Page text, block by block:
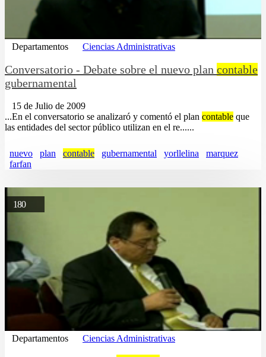
Departamentos Ciencias Administrativas
Conversatorio - Debate sobre el nuevo plan contable
gubernamental
15 de Julio de 2009
...En el conversatorio se analizaró y comentó el plan contable que
las entidades del sector público utilizan en el re......
nuevo plan contable gubernamental yorllelina
marquez
farfan
180
Departamentos Ciencias Administrativas